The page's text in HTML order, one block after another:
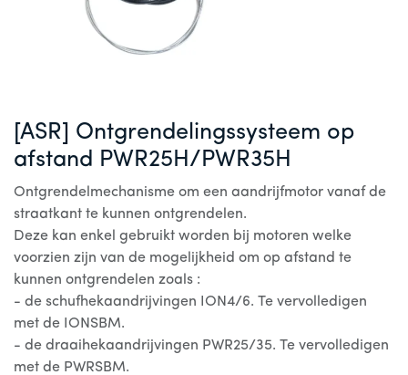
[ASR] Ontgrendelingssysteem op
afstand PWR25H/PWR35H
Ontgrendelmechanisme om een aandrijfmotor vanaf de
straatkant te kunnen ontgrendelen.
Deze kan enkel gebruikt worden bij motoren welke
voorzien zijn van de mogelijkheid om op afstand te
kunnen ontgrendelen zoals :
- de schufhekaandrijvingen ION4/6. Te vervolledigen
met de IONSBM.
- de draaihekaandrijvingen PWR25/35. Te vervolledigen
met de PWRSBM.